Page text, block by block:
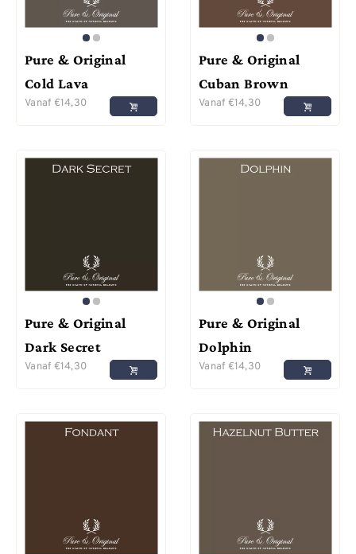
Pure & Original
Cold Lava
Vanaf €14,30
Pure & Original
Cuban Brown
Vanaf €14,30
Pure & Original
Dark Secret
Vanaf €14,30
Pure & Original
Dolphin
Vanaf €14,30